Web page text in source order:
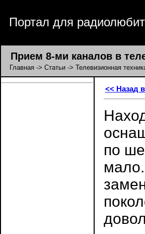
Портал для
Прием 8-ми каналов в
Главная -> Статьи -> Телевизионная
<< Назад
по